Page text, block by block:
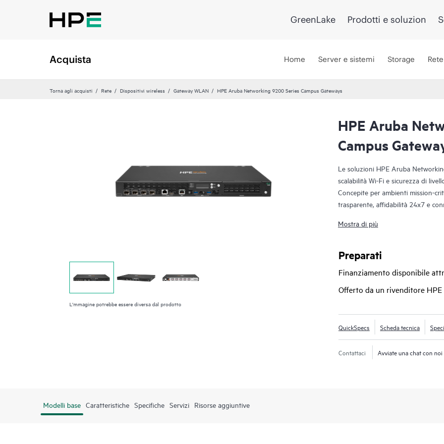
GreenLake Prodotti e soluzion
Acquista Home Server e sistemi Storage Rete
Torna agli acquisti Rete Dispositivi wireless Gateway WLAN HPE Aruba Networking 9200 Series Campus Gateways
L'mmagine potrebbe essere diversa dal prodotto
HPE Aruba
Campus
Le soluzioni HPE Aruba
scalabilità Wi-Fi e sicurezza di
Concepite per ambienti mission-
trasparente, affidabilità 24x7 e
Networking 9200 Series Campus
segmentazione dinamica per
Le appliance HPE Aruba
protezione degli investimenti.
Mostra di più
Preparati
Finanziamento disponibile
Offerto da un rivenditore HPE
QuickSpecs Scheda tecnica
Contattaci Avviate una chat con noi
Modelli base Caratteristiche Specifiche Servizi Risorse aggiuntive